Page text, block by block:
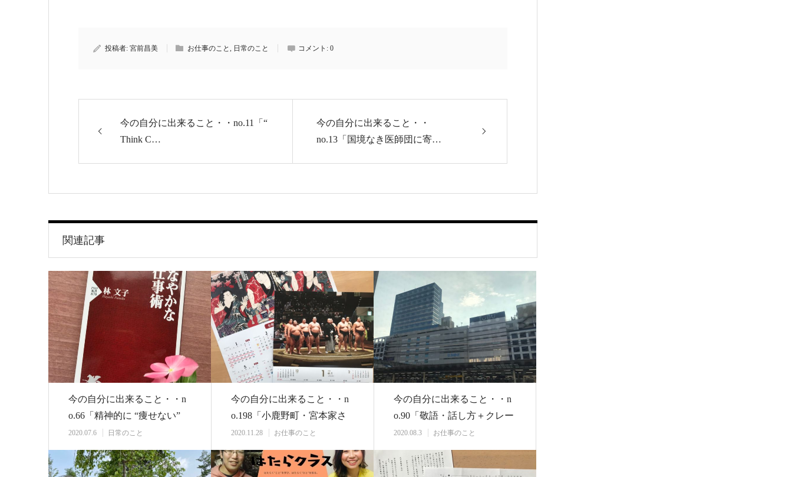
投稿者: 宮前昌美 お仕事のこと , 日常のこと コメント: 0
今の自分に出来ること・・no.11「“
Think C…
今の自分に出来ること・・
no.13「国境なき医師団に寄…
関連記事
今の自分に出来ること・・n
o.66「精神的に “痩せない”
ようにす…
2020.07.6 日常のこと
今の自分に出来ること・・n
o.198「小鹿野町・宮本家さ
まから・・」…
2020.11.28 お仕事のこと
今の自分に出来ること・・n
o.90「敬語・話し方＋クレー
ム対応研修 …
2020.08.3 お仕事のこと